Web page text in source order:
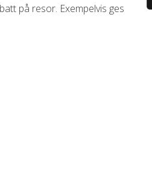
på resor. Exempelvis ges